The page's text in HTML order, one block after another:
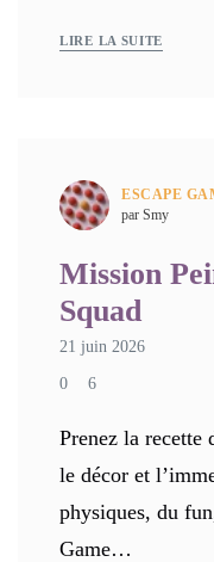
LIRE LA SUITE
ESCAPE
par Smy
Mission
Squad
21 juin 2026
0 6
Prenez la recette
le décor et
physiques, du
Game…